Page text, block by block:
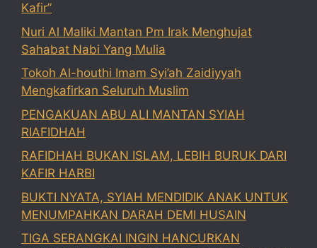
Kafir”
Nuri Al Maliki Mantan Pm Irak Menghujat
Sahabat Nabi Yang Mulia
Tokoh Al-houthi Imam Syi’ah Zaidiyyah
Mengkafirkan Seluruh Muslim
PENGAKUAN ABU ALI MANTAN SYIAH
RIAFIDHAH
RAFIDHAH BUKAN ISLAM, LEBIH BURUK DARI
KAFIR HARBI
BUKTI NYATA, SYIAH MENDIDIK ANAK UNTUK
MENUMPAHKAN DARAH DEMI HUSAIN
TIGA SERANGKAI INGIN HANCURKAN